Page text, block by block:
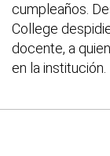
cumpleaños.
College
docente, a
en la institución.